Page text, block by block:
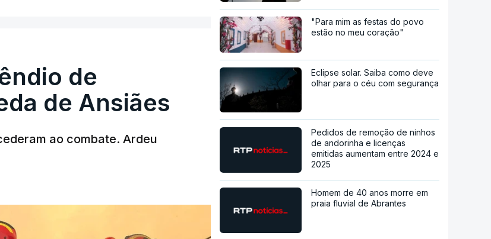
de
de Ansiães
ao combate. Ardeu
"Para mim as festas do povo
estão no meu coração"
Eclipse solar. Saiba como deve
olhar para o céu com segurança
Pedidos de remoção de ninhos
de andorinha e licenças
emitidas aumentam entre 2024 e
2025
Homem de 40 anos morre em
praia fluvial de Abrantes